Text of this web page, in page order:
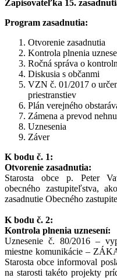
Zapisovateľka 15.
Program zasadnutia:
Otvorenie zasadnutia
Kontrola plnenia
Ročná správa o
Diskusia s občanmi
VZN č. 01/2017 o
priestranstiev
Plán verejného
Zámena a prevod
Uznesenia
Záver
K bodu č. 1:
Otvorenie zasadnutia:
Starosta obce p. Peter
obecného zastupiteľstva,
zasadnutie Obecného
K bodu č. 2:
Kontrola plnenia uznesení:
Uznesenie č. 80/2016 –
miestne komunikácie –
Starosta obce informoval
na starosti takéto projekty